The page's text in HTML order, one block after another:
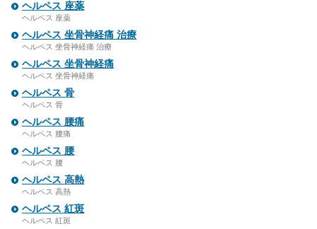
ヘルペス 座薬
ヘルペス 座薬
ヘルペス 坐骨神経痛 治療
ヘルペス 坐骨神経痛 治療
ヘルペス 坐骨神経痛
ヘルペス 坐骨神経痛
ヘルペス 骨
ヘルペス 骨
ヘルペス 腰痛
ヘルペス 腰痛
ヘルペス 腰
ヘルペス 腰
ヘルペス 高熱
ヘルペス 高熱
ヘルペス 紅斑
ヘルペス 紅斑